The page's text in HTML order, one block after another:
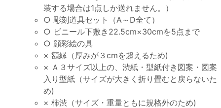
装する場合は1点しか送れません。）
○ 彫刻道具セット（A～D全て）
○ ビニール下敷き22.5cm×30cmを5点まで
○ 顔彩絵の具
× 額縁（厚みが３cmを超えるため)
× Ａ３サイズ以上の、渋紙・型紙付き図案・図案
入り型紙（サイズが大きく折り畳むと戻らないた
め)
× 柿渋（サイズ・重量ともに規格外のため)